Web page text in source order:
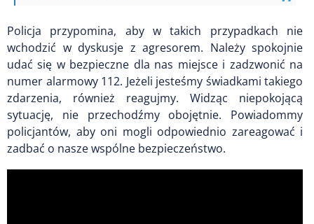
Policja przypomina, aby w takich przypadkach nie
wchodzić w dyskusje z agresorem. Należy spokojnie
udać się w bezpieczne dla nas miejsce i zadzwonić na
numer alarmowy 112. Jeżeli jesteśmy świadkami takiego
zdarzenia, również reagujmy. Widząc niepokojącą
sytuację, nie przechodźmy obojętnie. Powiadommy
policjantów, aby oni mogli odpowiednio zareagować i
zadbać o nasze wspólne bezpieczeństwo.